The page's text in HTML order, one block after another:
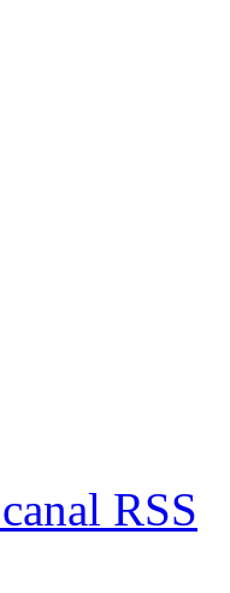
RSS